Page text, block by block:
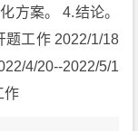
方案。 4.结论。
题工作 2022/1/18
4/20--2022/5/1
作